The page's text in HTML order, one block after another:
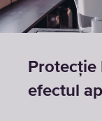
efectul